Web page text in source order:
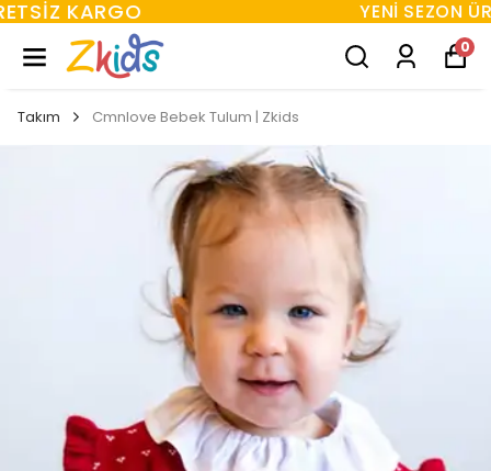
0
Takım Cmnlove Bebek Tulum | Zkids